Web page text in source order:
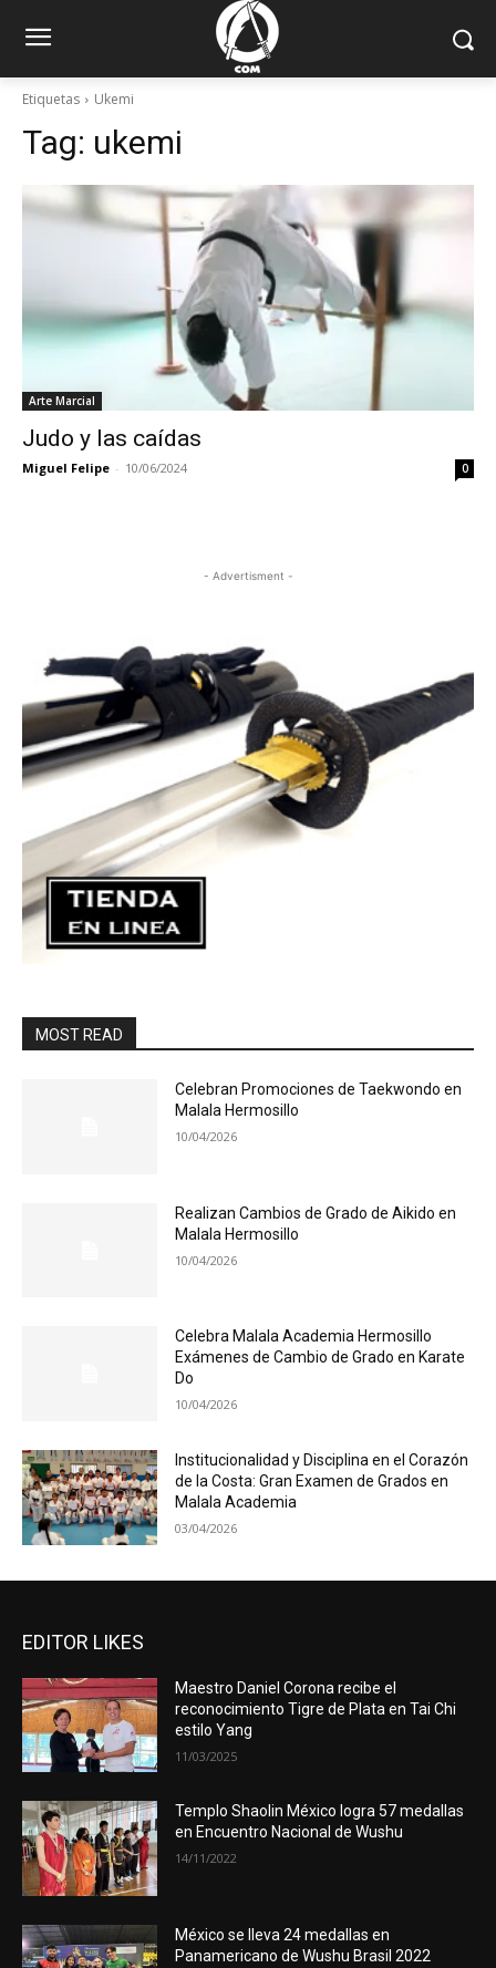
Etiquetas Ukemi
Tag: ukemi
Arte Marcial
Judo y las caídas
Miguel Felipe - 10/06/2024 0
- Advertisment -
MOST READ
Celebran Promociones de Taekwondo en
Malala Hermosillo
10/04/2026
Realizan Cambios de Grado de Aikido en
Malala Hermosillo
10/04/2026
Celebra Malala Academia Hermosillo
Exámenes de Cambio de Grado en Karate
Do
10/04/2026
Institucionalidad y Disciplina en el Corazón
de la Costa: Gran Examen de Grados en
Malala Academia
03/04/2026
EDITOR LIKES
Maestro Daniel Corona recibe el
reconocimiento Tigre de Plata en Tai Chi
estilo Yang
11/03/2025
Templo Shaolin México logra 57 medallas
en Encuentro Nacional de Wushu
14/11/2022
México se lleva 24 medallas en
Panamericano de Wushu Brasil 2022